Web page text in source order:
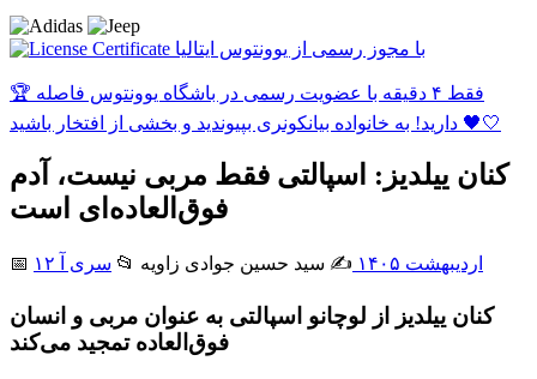
با مجوز رسمی از یوونتوس ایتالیا
🏆 فقط ۴ دقیقه با عضویت رسمی در باشگاه یوونتوس فاصله
دارید! به خانواده بیانکونری بپیوندید و بخشی از افتخار باشید 🖤🤍
کنان ییلدیز: اسپالتی فقط مربی نیست، آدم
فوق‌العاده‌ای است
📅 ۱۲ اردیبهشت ۱۴۰۵ ✍️ سید حسین جوادی زاويه 📂 سری آ
کنان ییلدیز از لوچانو اسپالتی به عنوان مربی و انسان
فوق‌العاده تمجید می‌کند